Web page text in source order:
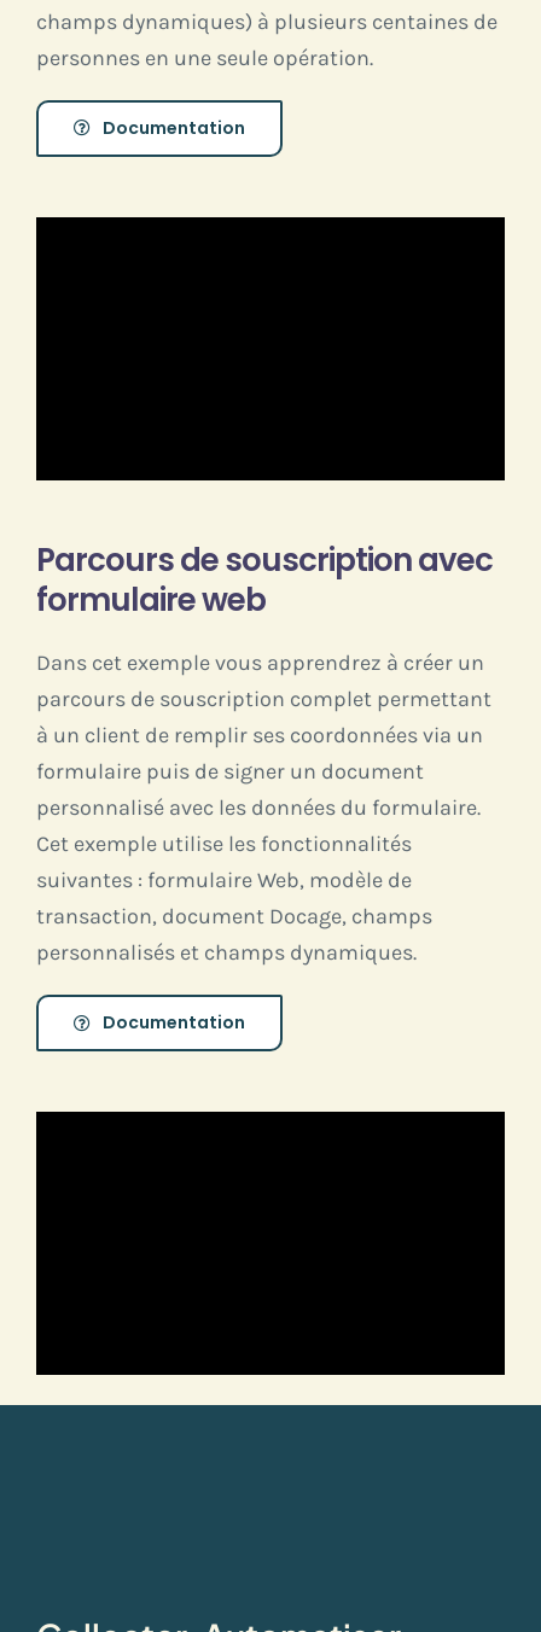
champs dynamiques) à plusieurs centaines de
personnes en une seule opération.
Documentation
Parcours de souscription avec
formulaire web
Dans cet exemple vous apprendrez à créer un
parcours de souscription complet permettant
à un client de remplir ses coordonnées via un
formulaire puis de signer un document
personnalisé avec les données du formulaire.
Cet exemple utilise les fonctionnalités
suivantes : formulaire Web, modèle de
transaction, document Docage, champs
personnalisés et champs dynamiques.
Documentation